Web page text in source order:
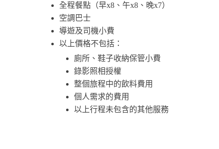
全程餐點（早x8、午x8、晚x7）
空調巴士
導遊及司機⼩費
以上價格不包括：
廁所、鞋⼦收納保管⼩費
錄影照相授權
整個旅程中的飲料費用
個⼈需求的費用
以上行程未包含的其他服務